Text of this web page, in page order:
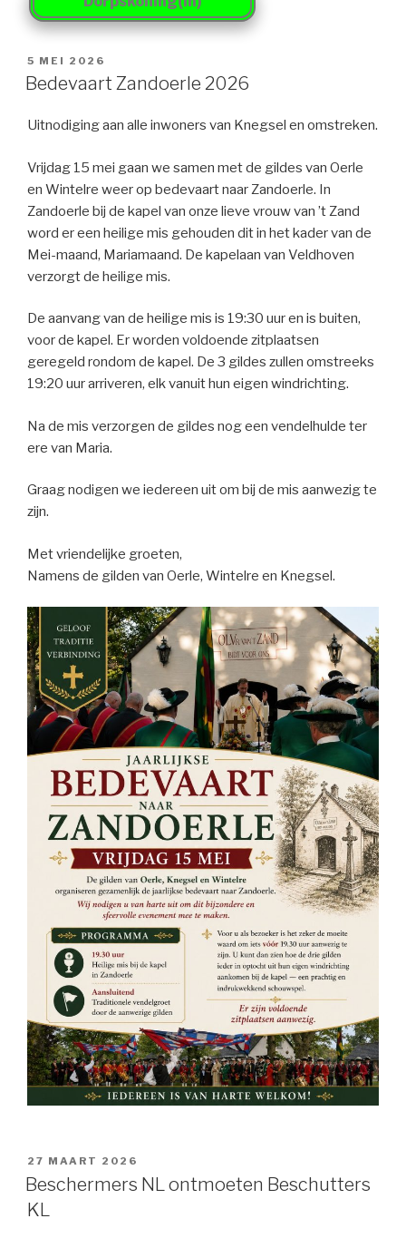
GEPLAATST
OP
5 MEI 2026
Bedevaart Zandoerle 2026
Uitnodiging aan alle inwoners van Knegsel en omstreken.
Vrijdag 15 mei gaan we samen met de gildes van Oerle
en Wintelre weer op bedevaart naar Zandoerle. In
Zandoerle bij de kapel van onze lieve vrouw van ’t Zand
word er een heilige mis gehouden dit in het kader van de
Mei-maand, Mariamaand. De kapelaan van Veldhoven
verzorgt de heilige mis.
De aanvang van de heilige mis is 19:30 uur en is buiten,
voor de kapel. Er worden voldoende zitplaatsen
geregeld rondom de kapel. De 3 gildes zullen omstreeks
19:20 uur arriveren, elk vanuit hun eigen windrichting.
Na de mis verzorgen de gildes nog een vendelhulde ter
ere van Maria.
Graag nodigen we iedereen uit om bij de mis aanwezig te
zijn.
Met vriendelijke groeten,
Namens de gilden van Oerle, Wintelre en Knegsel.
GEPLAATST
OP
27 MAART 2026
Beschermers NL ontmoeten Beschutters
KL